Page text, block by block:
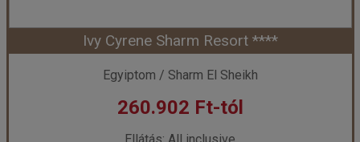
Időpont: 2026-10-06 | 7 éj
már 251.108 Ft-tól
Ivy Cyrene Sharm Resort ****
Egyiptom / Sharm El Sheikh
260.902 Ft-tól